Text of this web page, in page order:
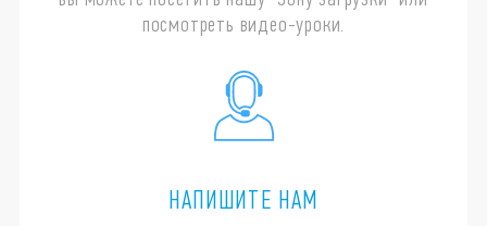
посмотреть видео-уроки.
НАПИШИТЕ НАМ